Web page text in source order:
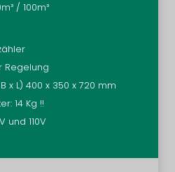
/ 100m³
Regelung
x L) 400 x 350 x 720 mm
14 Kg !!
und 110V